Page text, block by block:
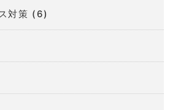
対策 (6)